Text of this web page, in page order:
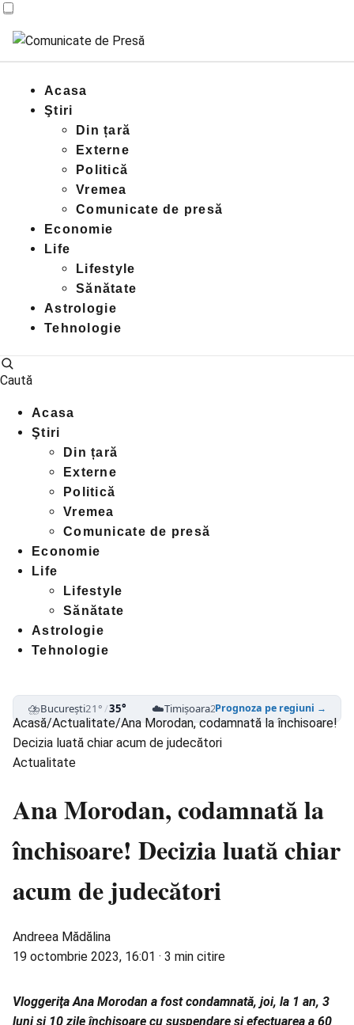
Acasa
Ştiri
Din țară
Externe
Politică
Vremea
Comunicate de presă
Economie
Life
Lifestyle
Sănătate
Astrologie
Tehnologie
Caută
Acasa
Ştiri
Din țară
Externe
Politică
Vremea
Comunicate de presă
Economie
Life
Lifestyle
Sănătate
Astrologie
Tehnologie
⛈️București21°/35° ☁️Timișoara25°/39° ⛈️Cluj-Napoca
Prognoza pe regiuni →
Acasă/Actualitate/Ana Morodan, codamnată la închisoare!
Decizia luată chiar acum de judecători
Actualitate
Ana Morodan, codamnată la
închisoare! Decizia luată chiar
acum de judecători
Andreea Mădălina
19 octombrie 2023, 16:01 · 3 min citire
Vloggeriţa Ana Morodan a fost condamnată, joi, la 1 an, 3
luni şi 10 zile închisoare cu suspendare şi efectuarea a 60